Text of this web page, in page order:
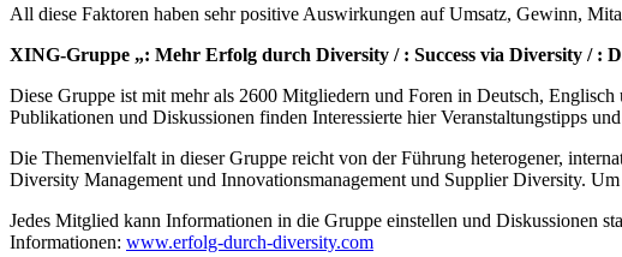
All diese Faktoren haben sehr positive Auswirkungen auf Umsatz, Gewinn,
XING-Gruppe „: Mehr Erfolg durch Diversity / : Success via Diversity / :
Diese Gruppe ist mit mehr als 2600 Mitgliedern und Foren in Deutsch,
Publikationen und Diskussionen finden Interessierte hier Veranstaltungstipps
Die Themenvielfalt in dieser Gruppe reicht von der Führung heterogener,
Diversity Management und Innovationsmanagement und Supplier Diversity.
Jedes Mitglied kann Informationen in die Gruppe einstellen und Diskussionen
Informationen: www.erfolg-durch-diversity.com